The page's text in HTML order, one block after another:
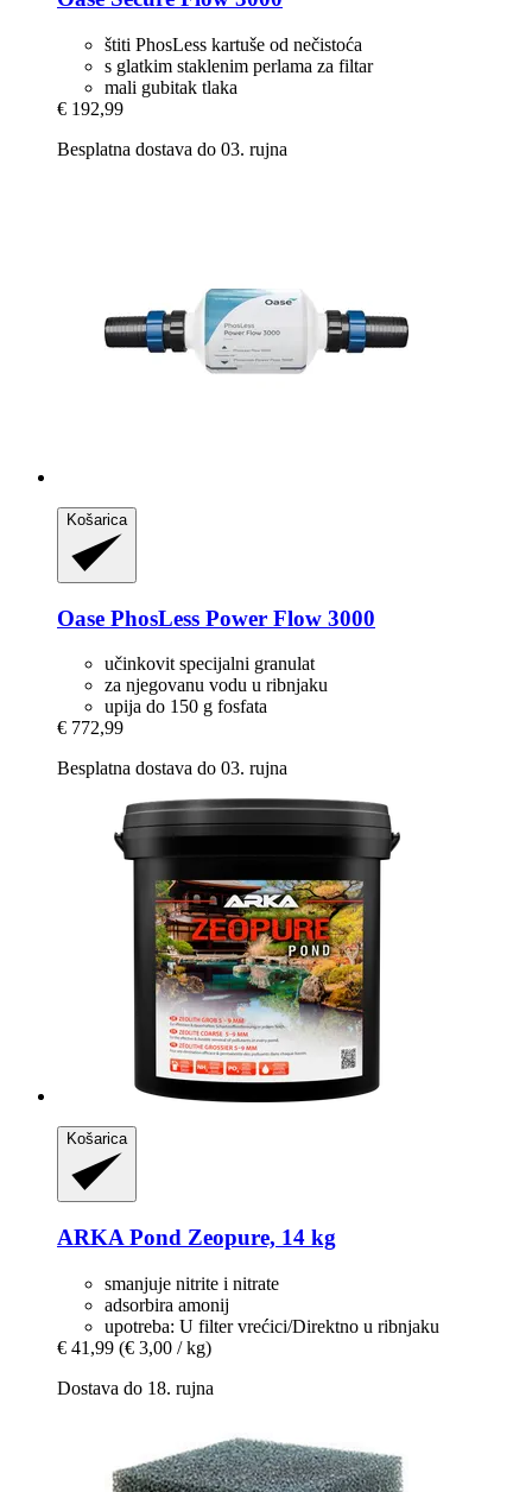
štiti PhosLess kartuše od nečistoća
s glatkim staklenim perlama za filtar
mali gubitak tlaka
€ 192,99
Besplatna dostava do 03. rujna
Košarica
Oase PhosLess Power Flow 3000
učinkovit specijalni granulat
za njegovanu vodu u ribnjaku
upija do 150 g fosfata
€ 772,99
Besplatna dostava do 03. rujna
Košarica
ARKA Pond Zeopure, 14 kg
smanjuje nitrite i nitrate
adsorbira amonij
upotreba: U filter vrećici/Direktno u ribnjaku
€ 41,99 (€ 3,00 / kg)
Dostava do 18. rujna